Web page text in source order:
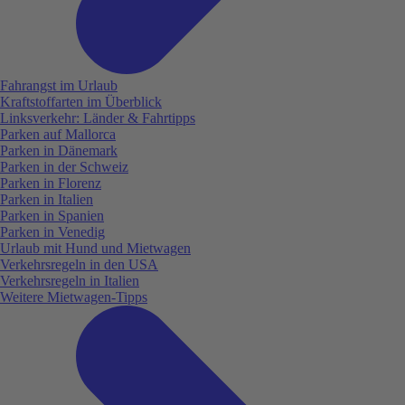
Fahrangst im Urlaub
Kraftstoffarten im Überblick
Linksverkehr: Länder & Fahrtipps
Parken auf Mallorca
Parken in Dänemark
Parken in der Schweiz
Parken in Florenz
Parken in Italien
Parken in Spanien
Parken in Venedig
Urlaub mit Hund und Mietwagen
Verkehrsregeln in den USA
Verkehrsregeln in Italien
Weitere Mietwagen-Tipps